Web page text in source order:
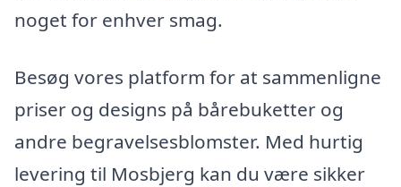
noget for enhver smag.
Besøg vores platform for at sammenligne
priser og designs på bårebuketter og
andre begravelsesblomster. Med hurtig
levering til Mosbjerg kan du være sikker